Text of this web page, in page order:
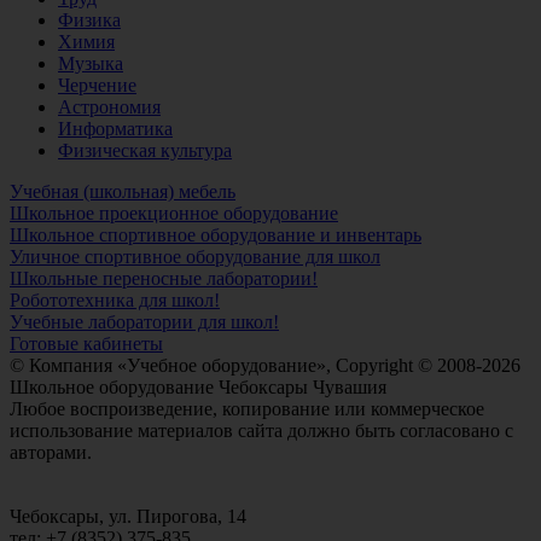
Физика
Химия
Музыка
Черчение
Астрономия
Информатика
Физическая культура
Учебная (школьная) мебель
Школьное проекционное оборудование
Школьное спортивное оборудование и инвентарь
Уличное спортивное оборудование для школ
Школьные переносные лаборатории!
Робототехника для школ!
Учебные лаборатории для школ!
Готовые кабинеты
© Компания «Учебное оборудование», Copyright © 2008-2026
Школьное оборудование Чебоксары Чувашия
Любое воспроизведение, копирование или коммерческое
использование материалов сайта должно быть согласовано с
авторами.
Чебоксары, ул. Пирогова, 14